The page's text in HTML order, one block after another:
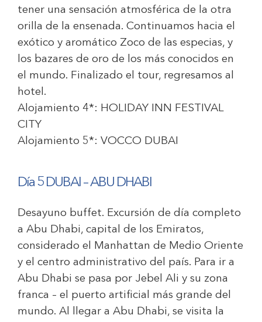
tener una sensación atmosférica de la otra
orilla de la ensenada. Continuamos hacia el
exótico y aromático Zoco de las especias, y
los bazares de oro de los más conocidos en
el mundo. Finalizado el tour, regresamos al
hotel.
Alojamiento 4*: HOLIDAY INN FESTIVAL
CITY
Alojamiento 5*: VOCCO DUBAI
Día 5 DUBAI – ABU DHABI
Desayuno buffet. Excursión de día completo
a Abu Dhabi, capital de los Emiratos,
considerado el Manhattan de Medio Oriente
y el centro administrativo del país. Para ir a
Abu Dhabi se pasa por Jebel Ali y su zona
franca – el puerto artificial más grande del
mundo. Al llegar a Abu Dhabi, se visita la